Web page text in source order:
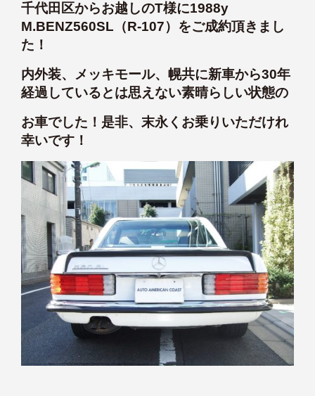
千代田区からお越しのT様に1988y
M.BENZ560SL（R-107）をご成約頂きまし
た！
内外装、メッキモール、幌共に新車から30年
経過しているとは思えない素晴らしい状態の
お車でした！是非、末永くお乗りいただけれ
幸いです！